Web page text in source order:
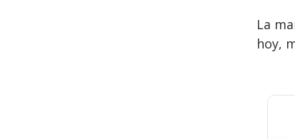
La
hoy,